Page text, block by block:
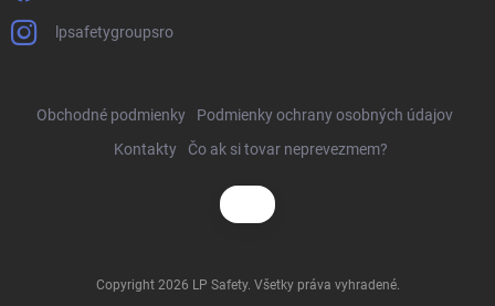
lpsafetygroupsro
Obchodné podmienky
Podmienky ochrany osobných údajov
Kontakty
Čo ak si tovar neprevezmem?
Copyright 2026 LP Safety. Všetky práva vyhradené.